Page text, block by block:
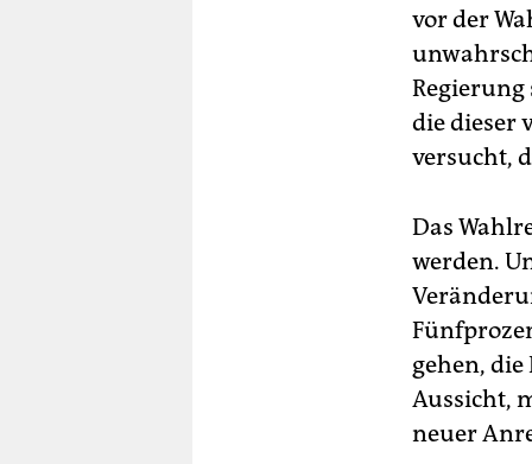
vor der
Regierung
die dieser
versucht,
Das
werden.
gehen,
Aussicht,
neuer